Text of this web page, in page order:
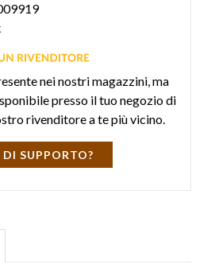
nei nostri magazzini, ma
presso il tuo negozio di
rivenditore a te più vicino.
SUPPORTO?